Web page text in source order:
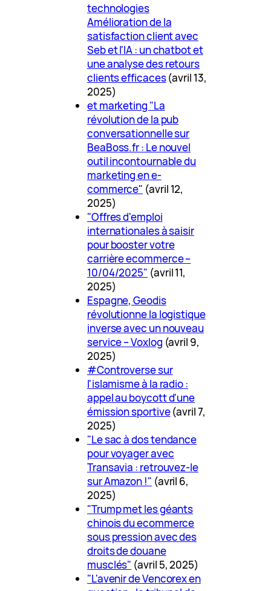
technologies
Amélioration de la
satisfaction client avec
Seb et l'IA : un chatbot et
une analyse des retours
clients efficaces(avril 13,
2025)
et marketing "La
révolution de la pub
conversationnelle sur
BeaBoss.fr : Le nouvel
outil incontournable du
marketing en e-
commerce" (avril 12,
2025)
"Offres d'emploi
internationales à saisir
pour booster votre
carrière ecommerce –
10/04/2025" (avril 11,
2025)
Espagne, Geodis
révolutionne la logistique
inverse avec un nouveau
service – Voxlog (avril 9,
2025)
#Controverse sur
l'islamisme à la radio :
appel au boycott d'une
émission sportive(avril 7,
2025)
"Le sac à dos tendance
pour voyager avec
Transavia : retrouvez-le
sur Amazon !" (avril 6,
2025)
"Trump met les géants
chinois du ecommerce
sous pression avec des
droits de douane
musclés" (avril 5, 2025)
"L'avenir de Vencorex en